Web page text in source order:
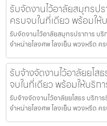
รับจัดงานไว้อาลัยสมุทรป
ครบจบในที่เดียว พร้อมให้
รับจัดงานไว้อาลัยสมุทรปราการ บ
จำหน่ายโลงศพ โลงเย็น พวงหรีด ค
รับจ้างจัดงานไว้อาลัยยโ
จบในที่เดียว พร้อมให้บริก
รับจ้างจัดงานไว้อาลัยยโสธร บริก
จำหน่ายโลงศพ โลงเย็น พวงหรีด ค